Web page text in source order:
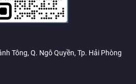
Tông, Q. Ngô Quyền, Tp. Hải Phòng